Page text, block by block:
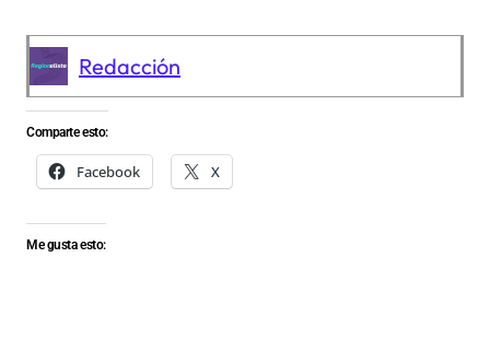
Redacción
Comparte esto:
Facebook X
Me gusta esto: